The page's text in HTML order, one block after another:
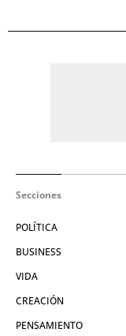
Secciones
POLÍTICA
BUSINESS
VIDA
CREACIÓN
PENSAMIENTO